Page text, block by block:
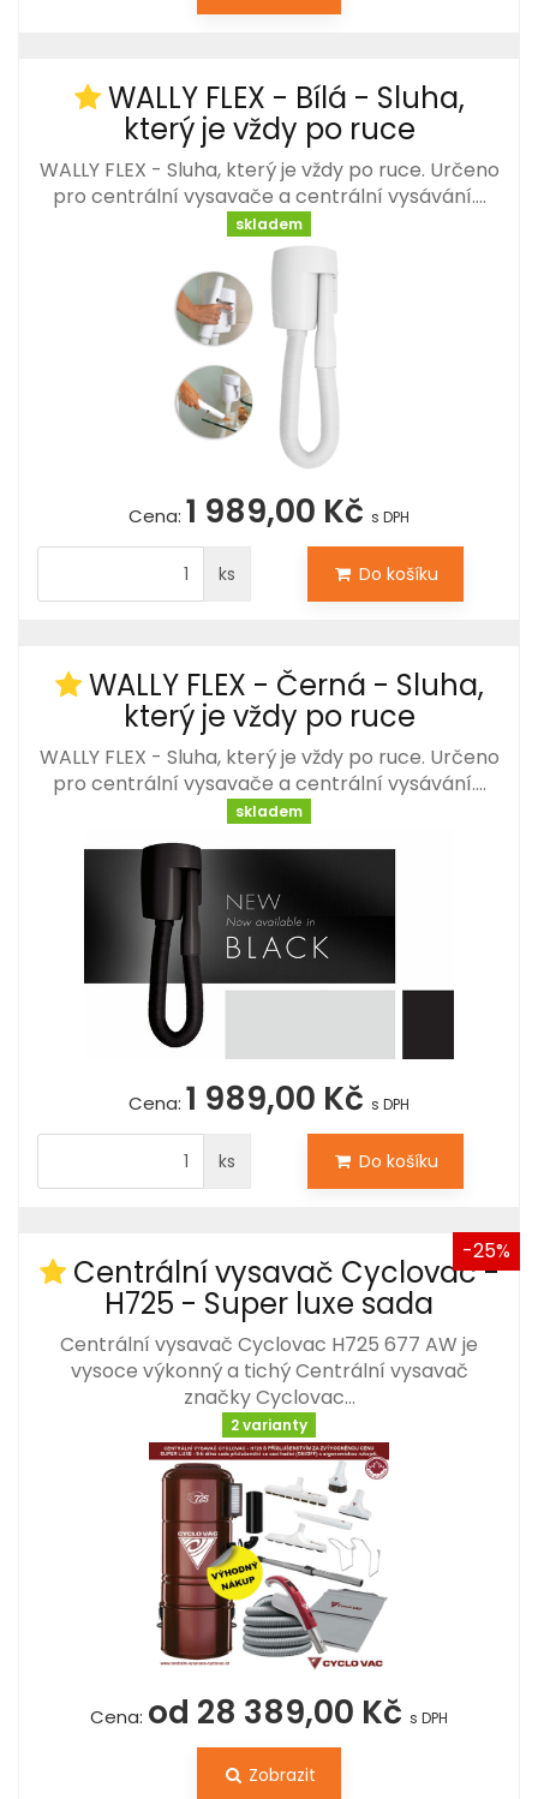
WALLY FLEX - Bílá - Sluha,
který je vždy po ruce
WALLY FLEX - Sluha, který je vždy po ruce. Určeno
pro centrální vysavače a centrální vysávání.…
skladem
Cena: 1 989,00 Kč s DPH
ks Do košíku
WALLY FLEX - Černá - Sluha,
který je vždy po ruce
WALLY FLEX - Sluha, který je vždy po ruce. Určeno
pro centrální vysavače a centrální vysávání.…
skladem
Cena: 1 989,00 Kč s DPH
ks Do košíku
-25%
Centrální vysavač Cyclovac -
H725 - Super luxe sada
Centrální vysavač Cyclovac H725 677 AW je
vysoce výkonný a tichý Centrální vysavač
značky Cyclovac…
2 varianty
Cena: od 28 389,00 Kč s DPH
Zobrazit